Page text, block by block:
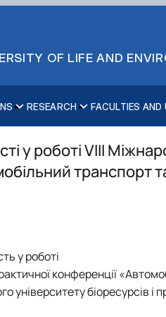
OF LIFE AND
RESEARCH FACULTIES AND
Institutes
Farms
у роботі VІІІ
транспорт
у роботі
конференції
університету біоресурсів